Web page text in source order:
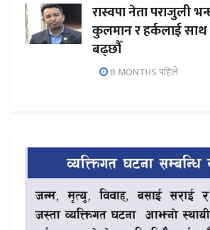
रास्वपा नेता पराजुली
कुलमान र हर्कलाई
बढ्छौँ
8 MONTHS पहिले